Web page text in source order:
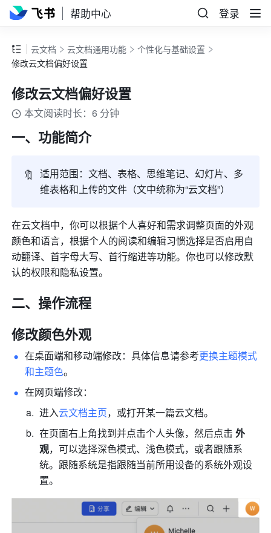
帮助中心 登录
云文档 云文档通用功能
个性化与基础设置
修改云文档偏好设置
修改云文档偏好设置
本文阅读时长：6 分钟
一、功能简介
🔖
适用范围：文档、表格、思维笔记、幻灯片、多
维表格和上传的文件（文中统称为“云文档”）
在云文档中，你可以根据个人喜好和需求调整页面的外观
颜色和语言，根据个人的阅读和编辑习惯选择是否启用自
动翻译、首字母大写、首行缩进等功能。你也可以修改默
认的权限和隐私设置。
二、操作流程
修改颜色外观
在桌面端和移动端修改：具体信息请参考更换主题模式
和主题色。
在网页端修改：
进入云文档主页，或打开某一篇云文档。
在页面右上角找到并点击个人头像，然后点击 外
观，可以选择深色模式、浅色模式，或者跟随系
统。跟随系统是指跟随当前所用设备的系统外观设
置。